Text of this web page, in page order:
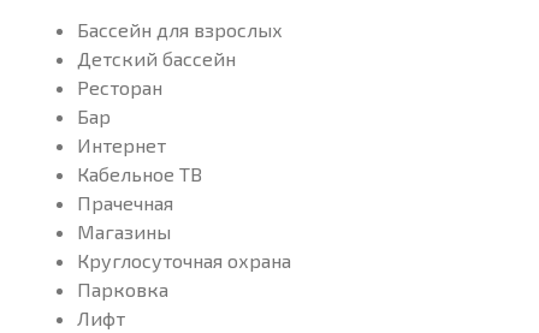
Бассейн для взрослых
Детский бассейн
Ресторан
Бар
Интернет
Кабельное ТВ
Прачечная
Магазины
Круглосуточная охрана
Парковка
Лифт